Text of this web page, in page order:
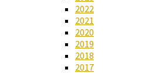
2022
2021
2020
2019
2018
2017